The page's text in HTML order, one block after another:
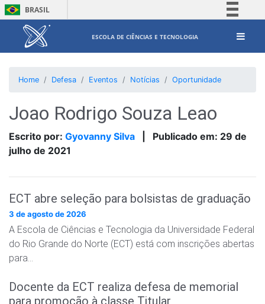
BRASIL
Acesso à informação
Canais
ESCOLA DE CIÊNCIAS E TECNOLOGIA
Home Defesa Eventos Notícias Oportunidade
Joao Rodrigo Souza Leao
Escrito por: Gyovanny Silva Publicado em: 29 de
julho de 2021
ECT abre seleção para bolsistas de graduação
3 de agosto de 2026
A Escola de Ciências e Tecnologia da Universidade Federal
do Rio Grande do Norte (ECT) está com inscrições abertas
para…
Docente da ECT realiza defesa de memorial
para promoção à classe Titular